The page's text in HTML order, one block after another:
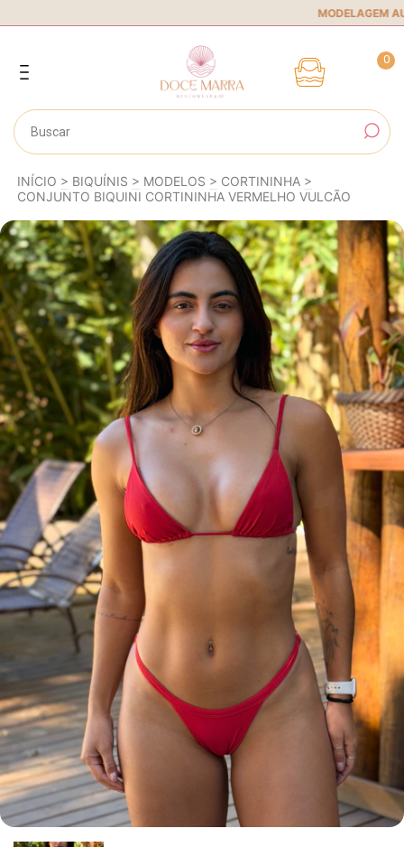
MODELAGEM
0
INÍCIO > BIQUÍNIS > MODELOS > CORTININHA >
CONJUNTO BIQUINI CORTININHA VERMELHO VULCÃO